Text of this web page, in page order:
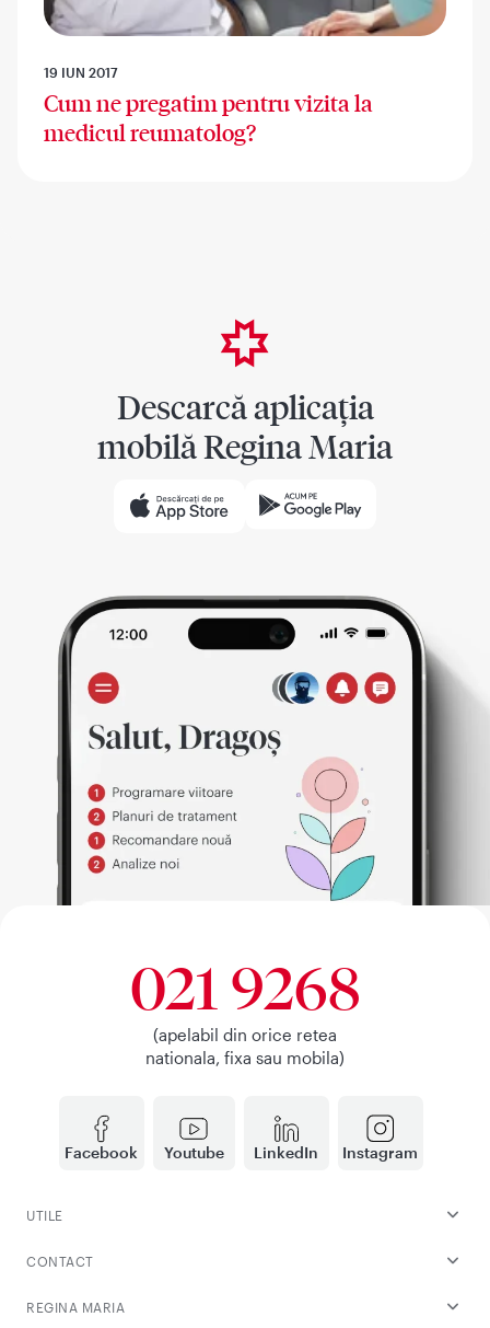
19 IUN 2017
Cum ne pregatim pentru vizita la
medicul reumatolog?
Descarcă aplicația
mobilă Regina Maria
Facebook Youtube LinkedIn Instagram
021 9268
(apelabil din orice retea
nationala, fixa sau mobila)
UTILE
CONTACT
REGINA MARIA